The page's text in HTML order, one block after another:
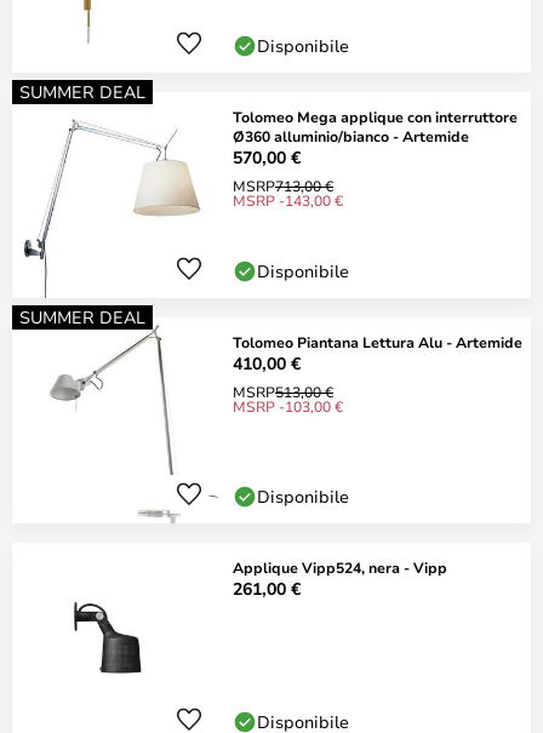
Disponibile
SUMMER DEAL
Tolomeo Mega applique con interruttore
Ø360 alluminio/bianco - Artemide
570,00 €
MSRP713,00 €
MSRP -143,00 €
Disponibile
SUMMER DEAL
Tolomeo Piantana Lettura Alu - Artemide
410,00 €
MSRP513,00 €
MSRP -103,00 €
Disponibile
Applique Vipp524, nera - Vipp
261,00 €
Disponibile